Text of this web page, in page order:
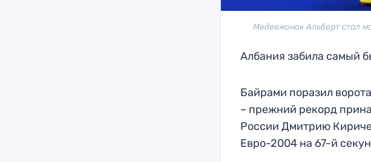
Медвежонок Альберт стал
Албания забила самый
Байрами поразил
– прежний рекорд
России Дмитрию
Евро-2004 на 67-й